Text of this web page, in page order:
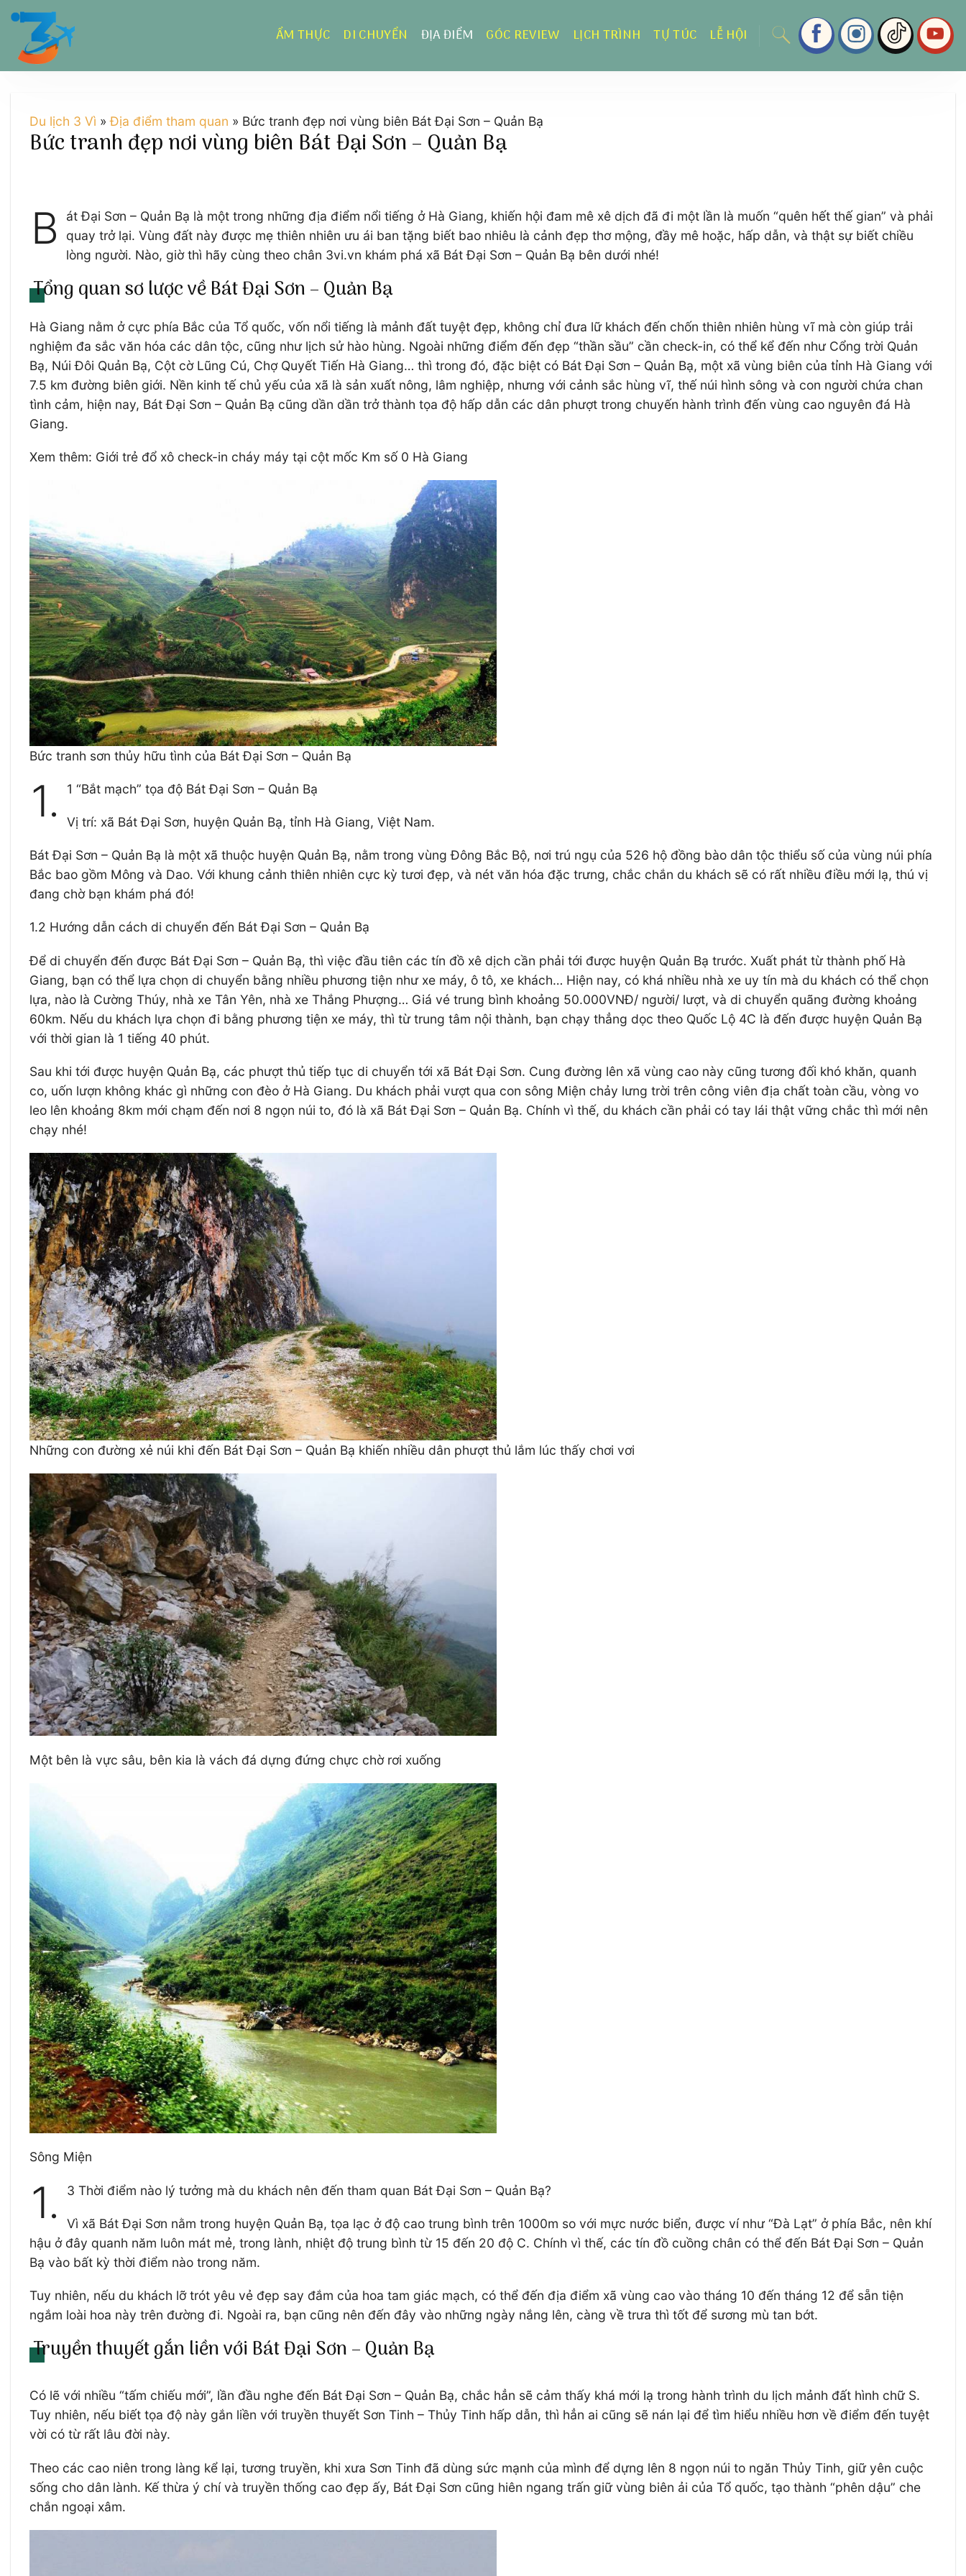
Chuyển
dung
ẨM THỰC DI CHUYỂN ĐỊA ĐIỂM GÓC REVIEW LỊCH TRÌNH TỰ TÚC LỄ HỘI
Du lịch 3 Vì »Địa điểm tham quan » Bức tranh đẹp nơi vùng biên Bát Đại Sơn – Quản Bạ
Bức tranh đẹp nơi vùng biên Bát Đại Sơn – Quản Bạ
B
át Đại Sơn – Quản Bạ là một trong những địa điểm nổi tiếng ở Hà Giang, khiến hội đam mê xê dịch đã đi một lần là muốn “quên hết thế gian” và phải
quay trở lại. Vùng đất này được mẹ thiên nhiên ưu ái ban tặng biết bao nhiêu là cảnh đẹp thơ mộng, đầy mê hoặc, hấp dẫn, và thật sự biết chiều
lòng người. Nào, giờ thì hãy cùng theo chân 3vi.vn khám phá xã Bát Đại Sơn – Quản Bạ bên dưới nhé!
Tổng quan sơ lược về Bát Đại Sơn – Quản Bạ
Hà Giang nằm ở cực phía Bắc của Tổ quốc, vốn nổi tiếng là mảnh đất tuyệt đẹp, không chỉ đưa lữ khách đến chốn thiên nhiên hùng vĩ mà còn giúp trải
nghiệm đa sắc văn hóa các dân tộc, cũng như lịch sử hào hùng. Ngoài những điểm đến đẹp “thần sầu” cần check-in, có thể kể đến như Cổng trời Quản
Bạ, Núi Đôi Quản Bạ, Cột cờ Lũng Cú, Chợ Quyết Tiến Hà Giang… thì trong đó, đặc biệt có Bát Đại Sơn – Quản Bạ, một xã vùng biên của tỉnh Hà Giang với
7.5 km đường biên giới. Nền kinh tế chủ yếu của xã là sản xuất nông, lâm nghiệp, nhưng với cảnh sắc hùng vĩ, thế núi hình sông và con người chứa chan
tình cảm, hiện nay, Bát Đại Sơn – Quản Bạ cũng dần dần trở thành tọa độ hấp dẫn các dân phượt trong chuyến hành trình đến vùng cao nguyên đá Hà
Giang.
Xem thêm: Giới trẻ đổ xô check-in cháy máy tại cột mốc Km số 0 Hà Giang
Bức tranh sơn thủy hữu tình của Bát Đại Sơn – Quản Bạ
1. 1 “Bắt mạch” tọa độ Bát Đại Sơn – Quản Bạ
Vị trí: xã Bát Đại Sơn, huyện Quản Bạ, tỉnh Hà Giang, Việt Nam.
Bát Đại Sơn – Quản Bạ là một xã thuộc huyện Quản Bạ, nằm trong vùng Đông Bắc Bộ, nơi trú ngụ của 526 hộ đồng bào dân tộc thiểu số của vùng núi phía
Bắc bao gồm Mông và Dao. Với khung cảnh thiên nhiên cực kỳ tươi đẹp, và nét văn hóa đặc trưng, chắc chắn du khách sẽ có rất nhiều điều mới lạ, thú vị
đang chờ bạn khám phá đó!
1.2 Hướng dẫn cách di chuyển đến Bát Đại Sơn – Quản Bạ
Để di chuyển đến được Bát Đại Sơn – Quản Bạ, thì việc đầu tiên các tín đồ xê dịch cần phải tới được huyện Quản Bạ trước. Xuất phát từ thành phố Hà
Giang, bạn có thể lựa chọn di chuyển bằng nhiều phương tiện như xe máy, ô tô, xe khách… Hiện nay, có khá nhiều nhà xe uy tín mà du khách có thể chọn
lựa, nào là Cường Thúy, nhà xe Tân Yên, nhà xe Thắng Phượng… Giá vé trung bình khoảng 50.000VNĐ/ người/ lượt, và di chuyển quãng đường khoảng
60km. Nếu du khách lựa chọn đi bằng phương tiện xe máy, thì từ trung tâm nội thành, bạn chạy thẳng dọc theo Quốc Lộ 4C là đến được huyện Quản Bạ
với thời gian là 1 tiếng 40 phút.
Sau khi tới được huyện Quản Bạ, các phượt thủ tiếp tục di chuyển tới xã Bát Đại Sơn. Cung đường lên xã vùng cao này cũng tương đối khó khăn, quanh
co, uốn lượn không khác gì những con đèo ở Hà Giang. Du khách phải vượt qua con sông Miện chảy lưng trời trên công viên địa chất toàn cầu, vòng vo
leo lên khoảng 8km mới chạm đến nơi 8 ngọn núi to, đó là xã Bát Đại Sơn – Quản Bạ. Chính vì thế, du khách cần phải có tay lái thật vững chắc thì mới nên
chạy nhé!
Những con đường xẻ núi khi đến Bát Đại Sơn – Quản Bạ khiến nhiều dân phượt thủ lắm lúc thấy chơi vơi
Một bên là vực sâu, bên kia là vách đá dựng đứng chực chờ rơi xuống
Sông Miện
1. 3 Thời điểm nào lý tưởng mà du khách nên đến tham quan Bát Đại Sơn – Quản Bạ?
Vì xã Bát Đại Sơn nằm trong huyện Quản Bạ, tọa lạc ở độ cao trung bình trên 1000m so với mực nước biển, được ví như “Đà Lạt” ở phía Bắc, nên khí
hậu ở đây quanh năm luôn mát mẻ, trong lành, nhiệt độ trung bình từ 15 đến 20 độ C. Chính vì thế, các tín đồ cuồng chân có thể đến Bát Đại Sơn – Quản
Bạ vào bất kỳ thời điểm nào trong năm.
Tuy nhiên, nếu du khách lỡ trót yêu vẻ đẹp say đắm của hoa tam giác mạch, có thể đến địa điểm xã vùng cao vào tháng 10 đến tháng 12 để sẵn tiện
ngắm loài hoa này trên đường đi. Ngoài ra, bạn cũng nên đến đây vào những ngày nắng lên, càng về trưa thì tốt để sương mù tan bớt.
Truyền thuyết gắn liền với Bát Đại Sơn – Quản Bạ
Có lẽ với nhiều “tấm chiếu mới”, lần đầu nghe đến Bát Đại Sơn – Quản Bạ, chắc hẳn sẽ cảm thấy khá mới lạ trong hành trình du lịch mảnh đất hình chữ S.
Tuy nhiên, nếu biết tọa độ này gắn liền với truyền thuyết Sơn Tinh – Thủy Tinh hấp dẫn, thì hẳn ai cũng sẽ nán lại để tìm hiểu nhiều hơn về điểm đến tuyệt
vời có từ rất lâu đời này.
Theo các cao niên trong làng kể lại, tương truyền, khi xưa Sơn Tinh đã dùng sức mạnh của mình để dựng lên 8 ngọn núi to ngăn Thủy Tinh, giữ yên cuộc
sống cho dân lành. Kế thừa ý chí và truyền thống cao đẹp ấy, Bát Đại Sơn cũng hiên ngang trấn giữ vùng biên ải của Tổ quốc, tạo thành “phên dậu” che
chắn ngoại xâm.